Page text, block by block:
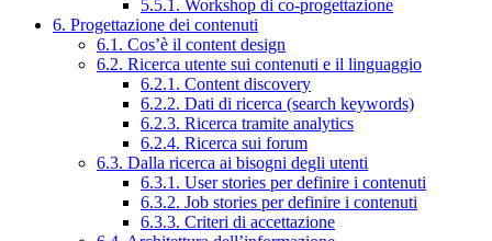
5.5.1. Workshop di co-progettazione
6. Progettazione dei contenuti
6.1. Cos’è il content design
6.2. Ricerca utente sui contenuti e il linguaggio
6.2.1. Content discovery
6.2.2. Dati di ricerca (search keywords)
6.2.3. Ricerca tramite analytics
6.2.4. Ricerca sui forum
6.3. Dalla ricerca ai bisogni degli utenti
6.3.1. User stories per definire i contenuti
6.3.2. Job stories per definire i contenuti
6.3.3. Criteri di accettazione